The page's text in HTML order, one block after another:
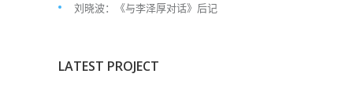
刘晓波：《与李泽厚对话》后记
LATEST PROJECT